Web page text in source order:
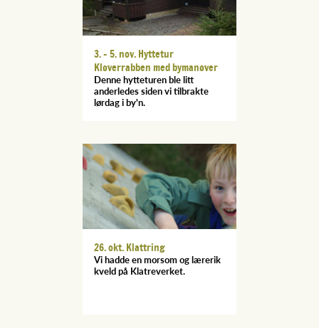
3. - 5. nov. Hyttetur
Kløverrabben med bymanøver
Denne hytteturen ble litt
anderledes siden vi tilbrakte
lørdag i by'n.
26. okt. Klattring
Vi hadde en morsom og lærerik
kveld på Klatreverket.